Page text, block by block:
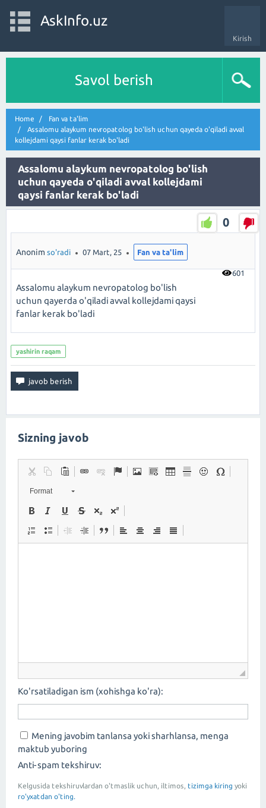
Kirish
AskInfo.uz
Savol berish
Home
Fan va ta'lim
Assalomu alaykum nevropatolog bo'lish uchun qayeda o'qiladi avval
kollejdami qaysi fanlar kerak bo'ladi
Assalomu alaykum nevropatolog bo'lish
uchun qayeda o'qiladi avval kollejdami
qaysi fanlar kerak bo'ladi
0
601
Anonim so'radi 07 Mart, 25 Fan va ta'lim
Assalomu alaykum nevropatolog bo'lish
uchun qayerda o'qiladi avval kollejdami qaysi
fanlar kerak bo'ladi
yashirin raqam
Sizning javob
Format
Ko'rsatiladigan ism (xohishga ko'ra):
Mening javobim tanlansa yoki sharhlansa, menga
maktub yuboring
Anti-spam tekshiruv:
Kelgusida tekshiruvlardan o'tmaslik uchun, iltimos, tizimga kiring yoki
ro'yxatdan o'ting.